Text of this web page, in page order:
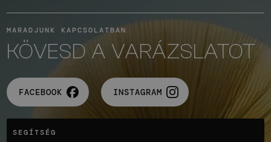
MARADJUNK KAPCSOLATBAN
KÖVESD A VARÁZSLATOT
FACEBOOK INSTAGRAM
SEGÍTSÉG